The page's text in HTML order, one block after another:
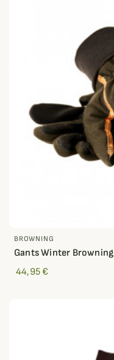
BROWNING
Gants Winter Browning
44,95 €